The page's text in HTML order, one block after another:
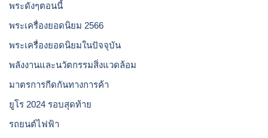
พระดังๆตอนนี้
พระเครื่องยอดนิยม 2566
พระเครื่องยอดนิยมในปัจจุบัน
พลังงานและนวัตกรรมสิ่งแวดล้อม
มาตรการกีดกันทางการค้า
ยูโร 2024 รอบสุดท้าย
รถยนต์ไฟฟ้า